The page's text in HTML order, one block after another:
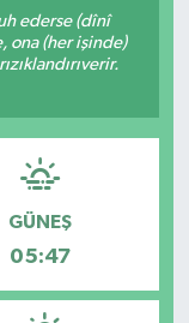
ederse (dînî
ona (her işinde)
GÜNEŞ
05:47